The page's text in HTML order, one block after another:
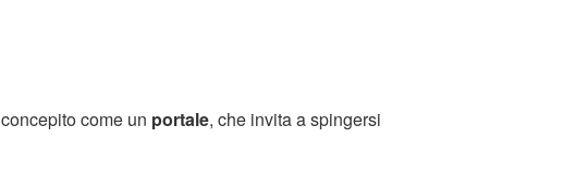
concepito come un portale, che invita a spingersi